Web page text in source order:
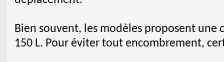
Bien souvent, les modèles proposent une
150 L. Pour éviter tout encombrement,